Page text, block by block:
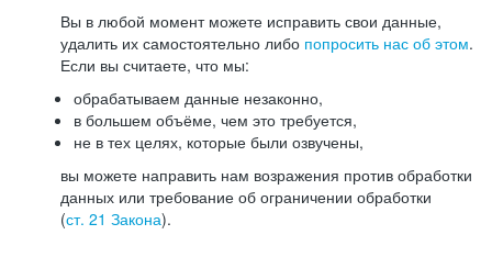
Вы в любой момент можете исправить свои данные,
удалить их самостоятельно либо попросить нас об этом.
Если вы считаете, что мы:
обрабатываем данные незаконно,
в большем объёме, чем это требуется,
не в тех целях, которые были озвучены,
вы можете направить нам возражения против обработки
данных или требование об ограничении обработки
(ст. 21 Закона).